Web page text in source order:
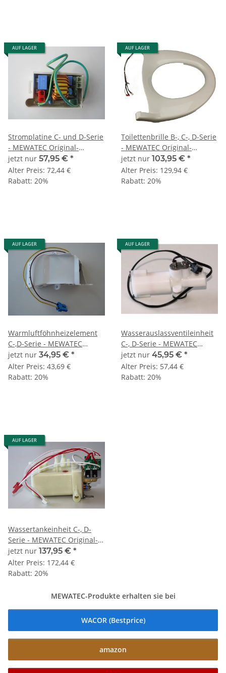
AUF LAGER
Stromplatine C- und D-Serie
- MEWATEC Original-
Ersatzteil
jetzt nur 57,95 € *
Alter Preis: 72,44 €
Rabatt: 20%
AUF LAGER
Toilettenbrille B-, C-, D-Serie
- MEWATEC Original-
Ersatzteil
jetzt nur 103,95 € *
Alter Preis: 129,94 €
Rabatt: 20%
AUF LAGER
Warmluftföhnheizelement
C-,D-Serie - MEWATEC
Original-Ersatzteil
jetzt nur 34,95 € *
Alter Preis: 43,69 €
Rabatt: 20%
AUF LAGER
Wasserauslassventileinheit
C-, D-Serie - MEWATEC
Original-Ersatzteil
jetzt nur 45,95 € *
Alter Preis: 57,44 €
Rabatt: 20%
AUF LAGER
Wassertankeinheit C-, D-
Serie - MEWATEC Original-
Ersatzteil
jetzt nur 137,95 € *
Alter Preis: 172,44 €
Rabatt: 20%
MEWATEC-Produkte erhalten sie bei
WACOR (Bestprice)
amazon